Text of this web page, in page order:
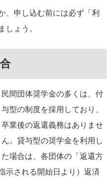
、申し込む前には必ず「利
しょう。
民間団体奨学金の多くは、付
与型の制度を採用しており、
卒業後の返還義務はありませ
ん。貸与型の奨学金を利用し
た場合は、各団体の「返還方
示される開始日より）返済